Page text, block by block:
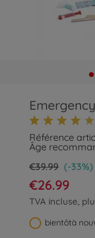
Référence
Âge
€39.99 (-33%)
€26.99
TVA incluse,
bientôtà